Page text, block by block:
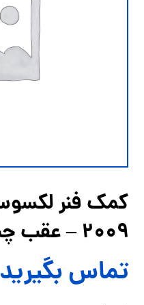
– 2009 عقب چپ (KYB ژاپن)
تماس بگیرید